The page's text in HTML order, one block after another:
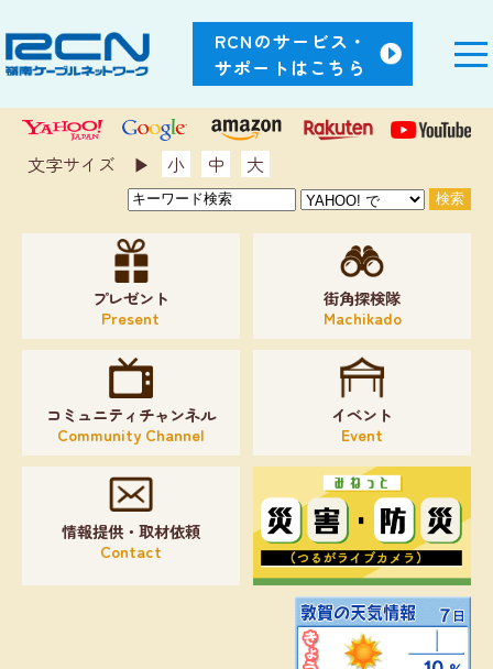
RCNのサービス・
サポートはこちら
文字サイズ ▶︎ 小 中 大
プレゼント
Present
街角探検隊
Machikado
コミュニティチャンネル
Community Channel
イベント
Event
情報提供・取材依頼
Contact